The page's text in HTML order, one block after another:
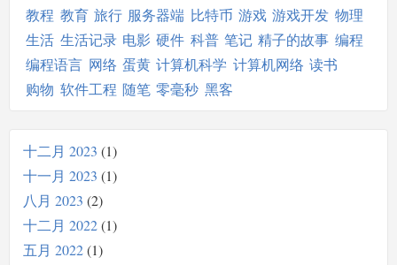
教程 教育 旅行 服务器端 比特币 游戏 游戏开发 物理
生活 生活记录 电影 硬件 科普 笔记 精子的故事 编程
编程语言 网络 蛋黄 计算机科学 计算机网络 读书
购物 软件工程 随笔 零毫秒 黑客
十二月 2023 1
十一月 2023 1
八月 2023 2
十二月 2022 1
五月 2022 1